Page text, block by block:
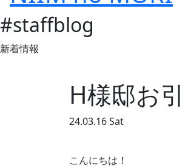
#staffblog
新着情報
H様邸お
24.03.16 Sat
こんにちは！